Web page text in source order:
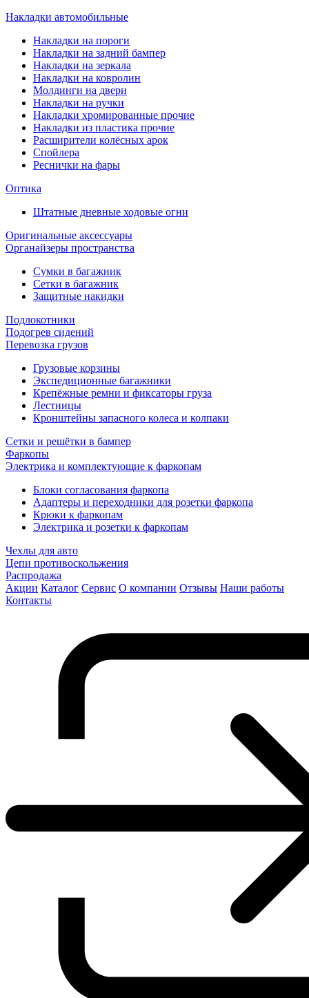
Накладки автомобильные
Накладки на пороги
Накладки на задний бампер
Накладки на зеркала
Накладки на ковролин
Молдинги на двери
Накладки на ручки
Накладки хромированные прочие
Накладки из пластика прочие
Расширители колёсных арок
Спойлера
Реснички на фары
Оптика
Штатные дневные ходовые огни
Оригинальные аксессуары
Органайзеры пространства
Сумки в багажник
Сетки в багажник
Защитные накидки
Подлокотники
Подогрев сидений
Перевозка грузов
Грузовые корзины
Экспедиционные багажники
Крепёжные ремни и фиксаторы груза
Лестницы
Кронштейны запасного колеса и колпаки
Сетки и решётки в бампер
Фаркопы
Электрика и комплектующие к фаркопам
Блоки согласования фаркопа
Адаптеры и переходники для розетки фаркопа
Крюки к фаркопам
Электрика и розетки к фаркопам
Чехлы для авто
Цепи противоскольжения
Распродажа
Акции Каталог Сервис О компании Отзывы Наши работы
Контакты